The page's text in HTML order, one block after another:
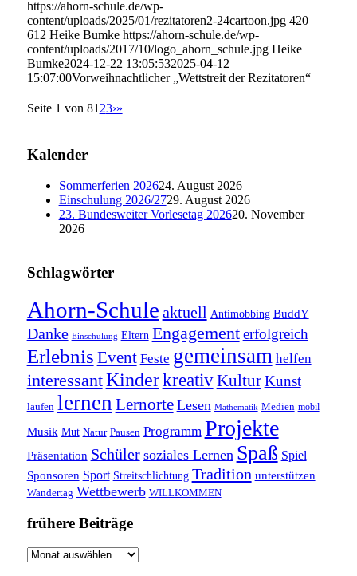
https://ahorn-schule.de/wp-
content/uploads/2025/01/rezitatoren2-24cartoon.jpg 420
612 Heike Bumke https://ahorn-schule.de/wp-
content/uploads/2017/10/logo_ahorn_schule.jpg Heike
Bumke2024-12-22 13:05:532025-04-12
15:07:00Vorweihnachtlicher „Wettstreit der Rezitatoren“
Seite 1 von 81 23›»
Kalender
Sommerferien 202624. August 2026
Einschulung 2026/2729. August 2026
23. Bundesweiter Vorlesetag 202620. November
2026
Schlagwörter
Ahorn-Schule aktuell Antimobbing BuddY
Danke Einschulung Eltern Engagement erfolgreich
Erlebnis Event Feste gemeinsam helfen
interessantKinderkreativKultur Kunst
laufen lernen Lernorte Lesen Mathematik Medien mobil
Musik Mut Natur Pausen Programm Projekte
Präsentation Schüler soziales Lernen Spaß Spiel
Sponsoren Sport Streitschlichtung Tradition unterstützen
Wandertag Wettbewerb WILLKOMMEN
frühere Beiträge
frühere